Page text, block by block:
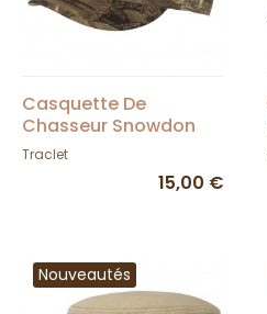
Casquette De
Chasseur Snowdon
Camouflage - Traclet
Traclet
15,00 €
Nouveautés